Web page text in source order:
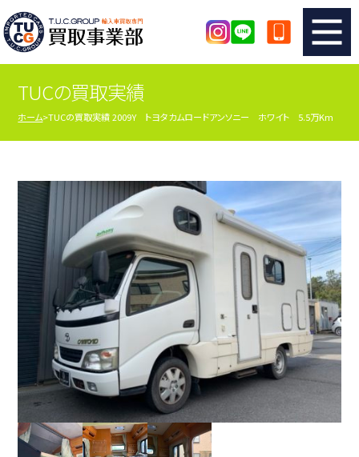
TUCのカンタン査定
査定の注意事項 メーカー別査定フォーム
TUCの買取実績 買取屋さんのスタッフblog
店舗紹介 スタッフ紹介
シリアルナンバーの解説 アクセスマップ
TUCの買取実績
ホーム TUCの買取実績 2009Y トヨタカムロードアンソニー ホワイト 5.5万Km